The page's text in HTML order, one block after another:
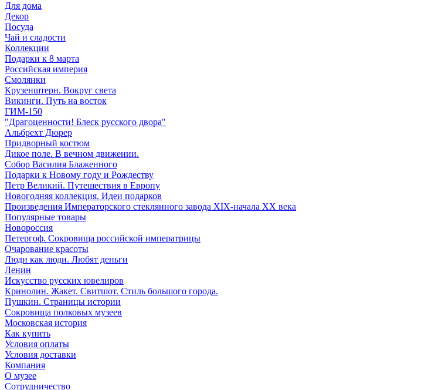
Для дома
Декор
Посуда
Чай и сладости
Коллекции
Подарки к 8 марта
Российская империя
Смолянки
Крузенштерн. Вокруг света
Викинги. Путь на восток
ГИМ-150
"Драгоценности! Блеск русского двора"
Альбрехт Дюрер
Придворный костюм
Дикое поле. В вечном движении.
Собор Василия Блаженного
Подарки к Новому году и Рождеству
Петр Великий. Путешествия в Европу
Новогодняя коллекция. Идеи подарков
Произведения Императорского стеклянного завода XIX-начала XX века
Популярные товары
Новороссия
Петергоф. Сокровища российской императрицы
Очарование красоты
Люди как люди. Любят деньги
Ленин
Искусство русских ювелиров
Кринолин. Жакет. Свитшот. Стиль большого города.
Пушкин. Страницы истории
Сокровища полковых музеев
Московская история
Как купить
Условия оплаты
Условия доставки
Компания
О музее
Сотрудничество